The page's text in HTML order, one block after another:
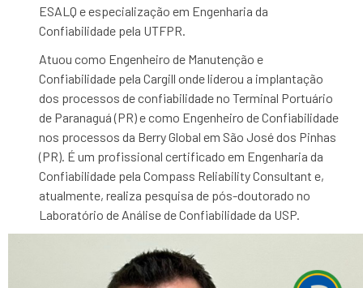
ESALQ e especialização em Engenharia da
Confiabilidade pela UTFPR.
Atuou como Engenheiro de Manutenção e
Confiabilidade pela Cargill onde liderou a implantação
dos processos de confiabilidade no Terminal Portuário
de Paranaguá (PR) e como Engenheiro de Confiabilidade
nos processos da Berry Global em São José dos Pinhas
(PR). É um profissional certificado em Engenharia da
Confiabilidade pela Compass Reliability Consultant e,
atualmente, realiza pesquisa de pós-doutorado no
Laboratório de Análise de Confiabilidade da USP.